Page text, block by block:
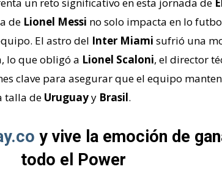
de Lionel Messi no solo impacta en lo
El astro del Inter Miami sufrió una
lo que obligó a Lionel Scaloni, el director
clave para asegurar que el equipo
talla de Uruguayy Brasil.
y vive la emoción de
todo el Power